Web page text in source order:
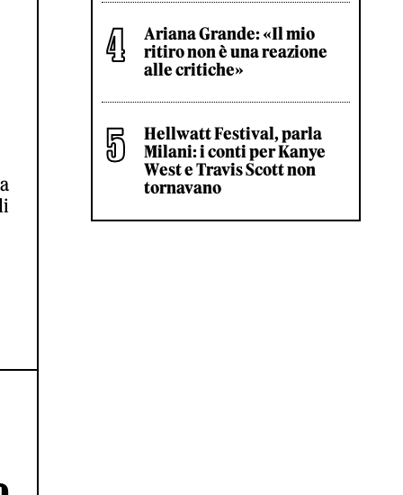
Ariana Grande: «Il mio
ritiro non è una reazione
alle critiche»
Hellwatt Festival, parla
Milani: i conti per Kanye
West e Travis Scott non
tornavano